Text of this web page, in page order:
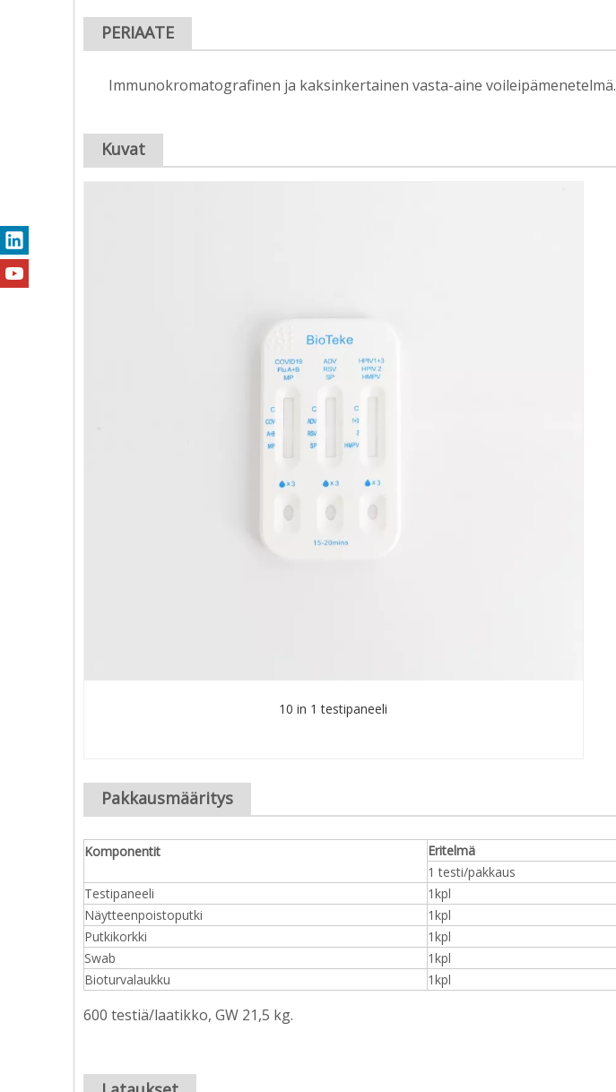
PERIAATE
Immunokromatografinen ja kaksinkertainen vasta-aine voileipämenetelmä.
Kuvat
10 in 1 testipaneeli
Pakkausmääritys
Komponentit
Eritelmä
1 testi/pakkaus
Testipaneeli
1kpl
Näytteenpoistoputki
1kpl
Putkikorkki
1kpl
Swab
1kpl
Bioturvalaukku
1kpl
600 testiä/laatikko, GW 21,5 kg.